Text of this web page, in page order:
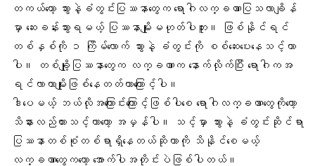
တကယ်တော့ သွားနဲ့ခံတွင်းပြဿနာတွေက ရောဂါလက္ခဏာပြသလာချိန်
မှာ ဆေးခန်းသွားရမယ့် ပြဿနာမျိုးမဟုတ်ပါဘူး။ ဖြစ်နိုင်ရင်
တစ်နှစ်ကို ၁ ကြိမ်လောက် သွားနဲ့ ခံတွင်းကို စစ်ဆေးပေးနေသင့်တာ
ပါ။ တစ်ချို့ပြဿနာတွေက လက္ခဏာက နောက်လိုက်ပြီး ရောဂါကအ
ရင်လာတာမျိုးဖြစ်နေတတ်တာကြောင့်ပါ။
ဒါပေမယ့် ဘယ်လိုအကြောင်းကြောင့်ဖြစ်ပါစေ ရောဂါလက္ခဏာတွေကိုတော့
သိနားလည်ထားသင့်တာတော့ အမှန်ပါ။ သင့်မှာ သွားနဲ့ ခံတွင်းဆိုင်ရာ
ပြဿနာတစ်စုံတစ်ရာရှိနေတယ်ဆိုတာကို သိနိုင်စေမယ့်
လက္ခဏာတွေကတော့ အောက်ပါအတိုင်းပဲဖြစ်ပါတယ်။